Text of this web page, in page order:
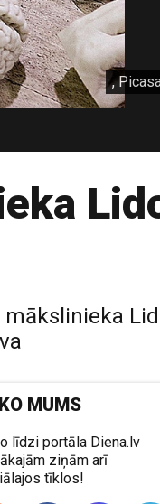
,
mākslinieka
MUMS
līdzi portāla Diena.lv
ziņām arī
tīklos!